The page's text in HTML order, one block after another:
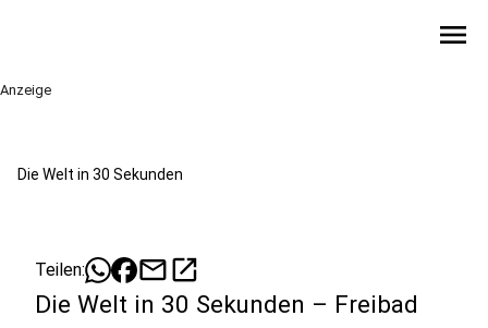
menu
Anzeige
Die Welt in 30 Sekunden
Teilen: mailopen_in_new
Die Welt in 30 Sekunden – Freibad